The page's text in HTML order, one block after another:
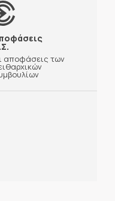
αποφάσεις των